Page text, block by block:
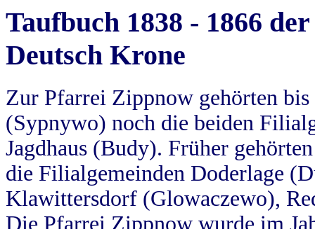
Taufbuch 1838 - 1866
Deutsch Krone
Zur Pfarrei Zippnow gehörten
(Sypnywo) noch die beiden
Jagdhaus (Budy). Früher
die Filialgemeinden Doderlage
Klawittersdorf (Glowaczewo),
Die Pfarrei Zippnow wurde im